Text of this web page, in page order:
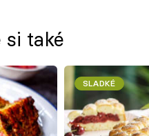
si také
SLADKÉ